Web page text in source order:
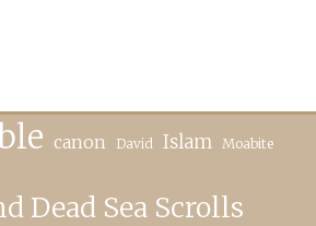
canon David Islam Moabite
Dead Sea Scrolls